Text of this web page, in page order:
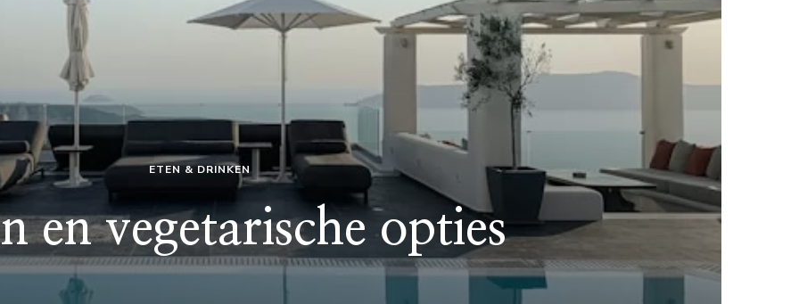
ETEN & DRINKEN
en vegetarische opties